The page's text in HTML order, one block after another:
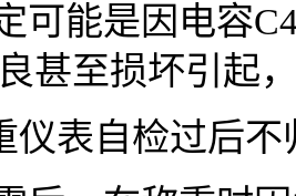
可能是因电容
甚至损坏引起
仪表自检过后不